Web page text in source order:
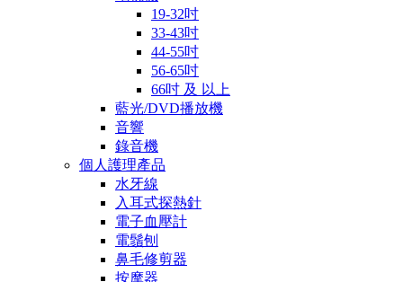
19-32吋
33-43吋
44-55吋
56-65吋
66吋 及 以上
藍光/DVD播放機
音響
錄音機
個人護理產品
水牙線
入耳式探熱針
電子血壓計
電鬚刨
鼻毛修剪器
按摩器